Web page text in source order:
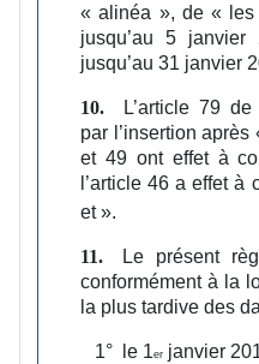
« alinéa », de «
jusqu’au 5
jusqu’au 31 janvier
10.
L’article 79
par l’insertion
et 49 ont effet à
l’article 46 a effet à
et ».
11.
Le présent
conformément à la
la plus tardive des
1° le 1erjanvier